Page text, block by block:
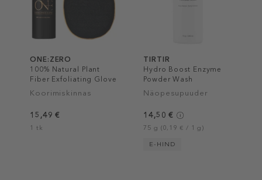
ONE:ZERO
100% Natural Plant
Fiber Exfoliating Glove
Koorimiskinnas
15,49 €
1 tk
TIRTIR
Hydro Boost Enzyme
Powder Wash
Näopesupuuder
14,50 €
75 g (0,19 € / 1 g)
E-HIND